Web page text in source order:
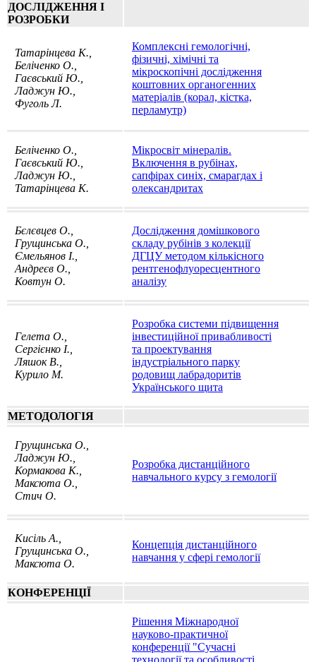
ДОСЛІДЖЕННЯ I
РОЗРОБКИ
Татарiнцева К.,
Беліченко О.,
Гаєвський Ю.,
Ладжун Ю.,
Фуголь Л.
Комплексні гемологічні,
фізичні, хімічні та
мікроскопічні дослідження
коштовних органогенних
матеріалів (корал, кістка,
перламутр)
Беліченко О.,
Гаєвський Ю.,
Ладжун Ю.,
Татарiнцева К.
Мікросвіт мінералів.
Включення в рубінах,
сапфірах синіх, смарагдах і
олександритах
Бєлєвцев О.,
Грущинська О.,
Ємельянов І.,
Андреєв О.,
Ковтун О.
Дослідження домішкового
складу рубінів з колекції
ДГЦУ методом кількісного
рентгенофлуоресцентного
аналізу
Гелета О.,
Сергієнко І.,
Ляшок В.,
Курило М.
Розробка системи підвищення
інвестиційної привабливості
та проектування
індустріального парку
родовищ лабрадоритів
Українського щита
МЕТОДОЛОГIЯ
Грущинська О.,
Ладжун Ю.,
Кормакова К.,
Максюта O.,
Стич О.
Розробка дистанційного
навчального курсу з гемології
Кисіль А.,
Грущинська О.,
Максюта O.
Концепція дистанційного
навчання у сфері гемології
КОНФЕРЕНЦІЇ
Рішення Міжнародної
науково-практичної
конференції "Сучасні
технології та особливості